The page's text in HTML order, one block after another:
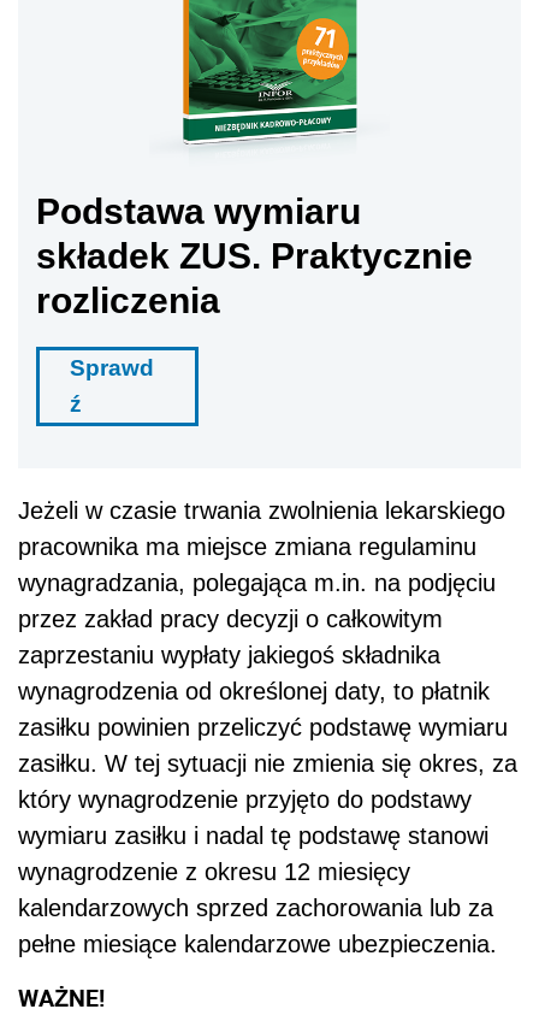
Podstawa wymiaru
składek ZUS. Praktycznie
rozliczenia
Sprawd
ź
Jeżeli w czasie trwania zwolnienia lekarskiego
pracownika ma miejsce zmiana regulaminu
wynagradzania, polegająca m.in. na podjęciu
przez zakład pracy decyzji o całkowitym
zaprzestaniu wypłaty jakiegoś składnika
wynagrodzenia od określonej daty, to płatnik
zasiłku powinien przeliczyć podstawę wymiaru
zasiłku. W tej sytuacji nie zmienia się okres, za
który wynagrodzenie przyjęto do podstawy
wymiaru zasiłku i nadal tę podstawę stanowi
wynagrodzenie z okresu 12 miesięcy
kalendarzowych sprzed zachorowania lub za
pełne miesiące kalendarzowe ubezpieczenia.
WAŻNE!